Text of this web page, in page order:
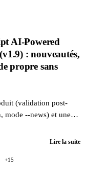
AI-Powered
: nouveautés,
propre sans
(validation post-
mode --news) et une
propre quand unLire la suite
+15